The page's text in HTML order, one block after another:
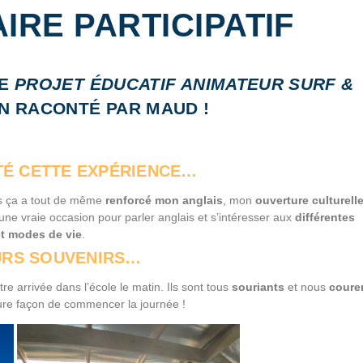
PARTICIPATIF
PROJET ÉDUCATIF ANIMATEUR SURF &
RACONTÉ PAR MAUD !
CETTE EXPÉRIENCE…
ça a tout de même renforcé mon anglais , mon ouverture culturelle
vraie occasion pour parler anglais et s’intéresser aux différentes
modes de vie
SOUVENIRS…
arrivée dans l’école le matin. Ils sont tous souriants et nous
façon de commencer la journée !